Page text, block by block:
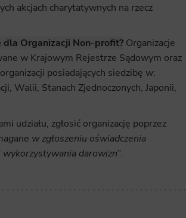
akcjach charytatywnych na rzecz
dla Organizacji Non-profit?Organizacje
w Krajowym Rejestrze Sądowym oraz
posiadających siedzibę w:
Walii, Stanach Zjednoczonych, Japonii,
udziału, zgłosić organizację poprzez
w zgłoszeniu oświadczenia
darowizn”.